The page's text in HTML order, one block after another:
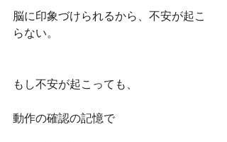
脳に印象づけられるから、不安が起こ
らない。
もし不安が起こっても、
動作の確認の記憶で